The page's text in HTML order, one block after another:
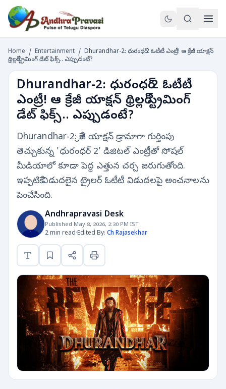
Home / Entertainment / Dhurandhar-2: ధురంధర్ 2 ఓటీటీ ఎంట్రీ! ఆ క్రేజీ యాక్షన్
థ్రిల్లర్ స్ట్రీమింగ్ డేట్ ఫిక్స్.. ఎప్పుడంటే?
Dhurandhar-2: ధురంధర్ 2 ఓటీటీ
ఎంట్రీ! ఆ క్రేజీ యాక్షన్ థ్రిల్లర్ స్ట్రీమింగ్
డేట్ ఫిక్స్.. ఎప్పుడంటే?
Dhurandhar-2: క్రేజీ యాక్షన్ డ్రామాగా గుర్తింపు
తెచ్చుకున్న 'ధురంధర్ 2' డిజిటల్ ఎంట్రీతో సోషల్
మీడియాలో కూడా పెద్ద ఎత్తున చర్చ జరుగుతోంది.
ఇప్పటికే విడుదలైన ట్రైలర్ ఓటీటీ విడుదలపై అంచనాలను
పెంచేసింది.
Andhrapravasi Desk
Published May 8, 2026, 2:30 PM IST
2 min read·Edited By: Ch Rajasekhar